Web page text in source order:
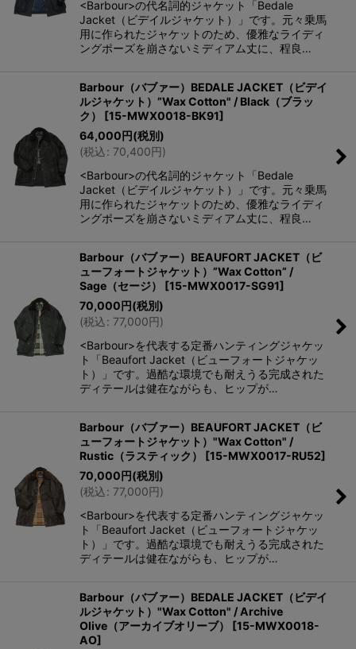
<Barbour>の代名詞的ジャケット「Bedale
Jacket（ビデイルジャケット）」です。元々乗馬
用に作られたジャケットのため、優雅なライディ
ングポーズを崩さないミディアム丈に、程良…
Barbour（バブァー）BEDALE JACKET（ビデイ
ルジャケット）”Wax Cotton" / Black（ブラッ
ク）
[15-MWX0018-BK91]
64,000円(税別)
(税込: 70,400円)
<Barbour>の代名詞的ジャケット「Bedale
Jacket（ビデイルジャケット）」です。元々乗馬
用に作られたジャケットのため、優雅なライディ
ングポーズを崩さないミディアム丈に、程良…
Barbour（バブァー）BEAUFORT JACKET（ビ
ューフォートジャケット）”Wax Cotton” /
Sage（セージ）
[15-MWX0017-SG91]
70,000円(税別)
(税込: 77,000円)
<Barbour>を代表する定番ハンティングジャケッ
ト「Beaufort Jacket（ビューフォートジャケッ
ト）」です。過酷な環境でも耐えうる完成された
ディテールは健在ながらも、ヒップが…
Barbour（バブァー）BEAUFORT JACKET（ビ
ューフォートジャケット）"Wax Cotton" /
Rustic（ラスティック）
[15-MWX0017-RU52]
70,000円(税別)
(税込: 77,000円)
<Barbour>を代表する定番ハンティングジャケッ
ト「Beaufort Jacket（ビューフォートジャケッ
ト）」です。過酷な環境でも耐えうる完成された
ディテールは健在ながらも、ヒップが…
Barbour（バブァー）BEDALE JACKET（ビデイ
ルジャケット）"Wax Cotton" / Archive
Olive（アーカイブオリーブ）
[15-MWX0018-
AO]